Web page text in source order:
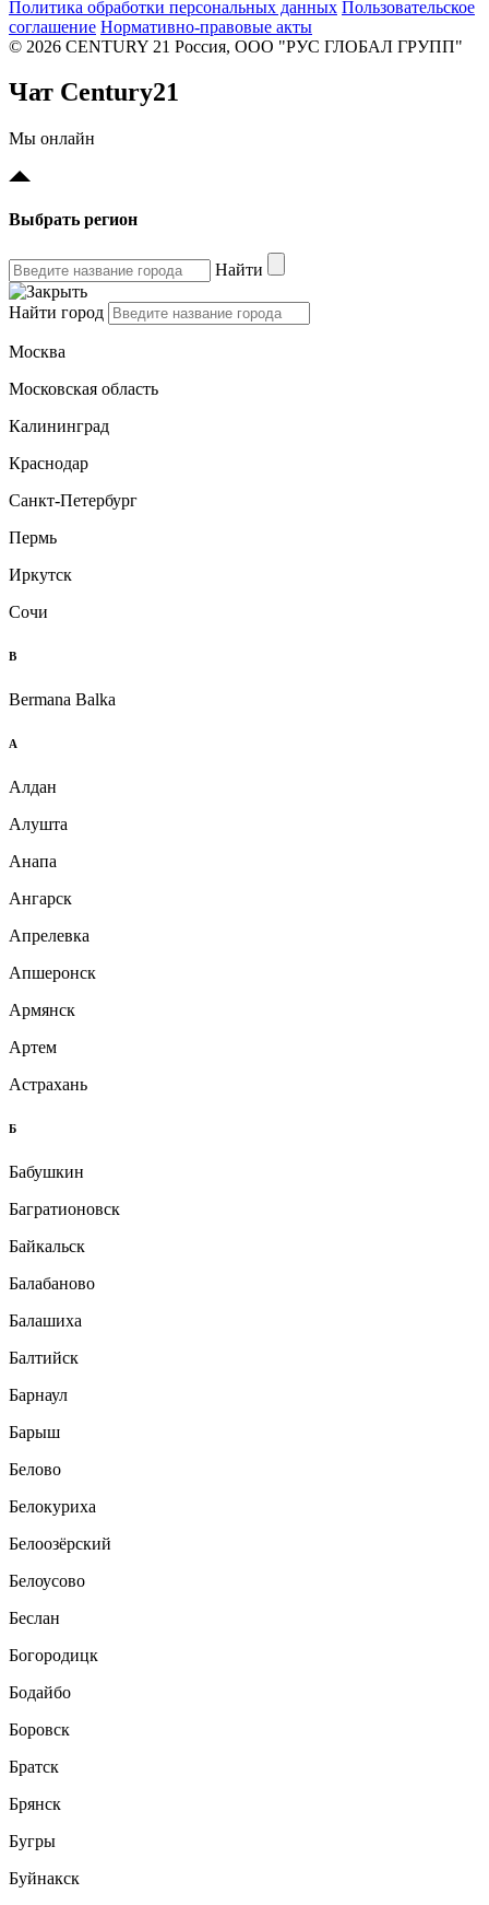
Политика обработки персональных данных Пользовательское
соглашение Нормативно-правовые акты
© 2026 CENTURY 21 Россия, ООО "РУС ГЛОБАЛ ГРУПП"
Чат Century21
Мы онлайн
Выбрать регион
Найти
Найти город
Москва
Московская область
Калининград
Краснодар
Санкт-Петербург
Пермь
Иркутск
Сочи
B
Bermana Balka
А
Алдан
Алушта
Анапа
Ангарск
Апрелевка
Апшеронск
Армянск
Артем
Астрахань
Б
Бабушкин
Багратионовск
Байкальск
Балабаново
Балашиха
Балтийск
Барнаул
Барыш
Белово
Белокуриха
Белоозёрский
Белоусово
Беслан
Богородицк
Бодайбо
Боровск
Братск
Брянск
Бугры
Буйнакск